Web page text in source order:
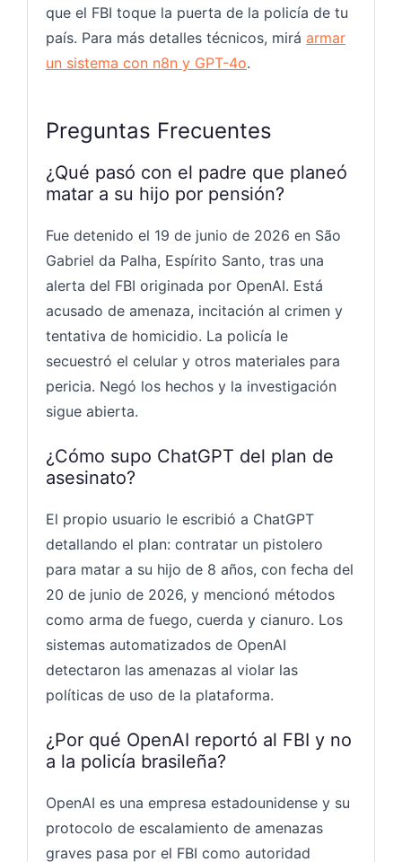
que el FBI toque la puerta de la policía de tu
país. Para más detalles técnicos, mirá armar
un sistema con n8n y GPT-4o.
Preguntas Frecuentes
¿Qué pasó con el padre que planeó
matar a su hijo por pensión?
Fue detenido el 19 de junio de 2026 en São
Gabriel da Palha, Espírito Santo, tras una
alerta del FBI originada por OpenAI. Está
acusado de amenaza, incitación al crimen y
tentativa de homicidio. La policía le
secuestró el celular y otros materiales para
pericia. Negó los hechos y la investigación
sigue abierta.
¿Cómo supo ChatGPT del plan de
asesinato?
El propio usuario le escribió a ChatGPT
detallando el plan: contratar un pistolero
para matar a su hijo de 8 años, con fecha del
20 de junio de 2026, y mencionó métodos
como arma de fuego, cuerda y cianuro. Los
sistemas automatizados de OpenAI
detectaron las amenazas al violar las
políticas de uso de la plataforma.
¿Por qué OpenAI reportó al FBI y no
a la policía brasileña?
OpenAI es una empresa estadounidense y su
protocolo de escalamiento de amenazas
graves pasa por el FBI como autoridad